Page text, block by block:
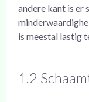
andere kant is er
is meestal lastig
1.2